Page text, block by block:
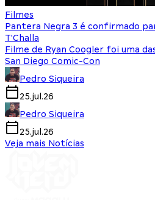
Filmes
Pantera Negra 3 é confirmado
T'Challa
Filme de Ryan Coogler foi uma
San Diego Comic-Con
Pedro Siqueira
25.jul.26
Pedro Siqueira
25.jul.26
Veja mais Notícias